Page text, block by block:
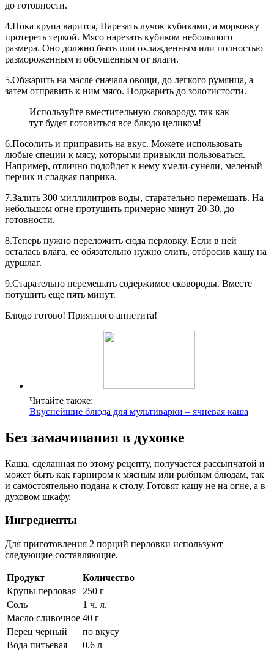
до готовности.
4.Пока крупа варится, Нарезать лучок кубиками, а морковку
протереть теркой. Мясо нарезать кубиком небольшого
размера. Оно должно быть или охлажденным или полностью
размороженным и обсушенным от влаги.
5.Обжарить на масле сначала овощи, до легкого румянца, а
затем отправить к ним мясо. Поджарить до золотистости.
Используйте вместительную сковороду, так как
тут будет готовиться все блюдо целиком!
6.Посолить и приправить на вкус. Можете использовать
любые специи к мясу, которыми привыкли пользоваться.
Например, отлично подойдет к нему хмели-сунели, меленый
перчик и сладкая паприка.
7.Залить 300 миллилитров воды, старательно перемешать. На
небольшом огне протушить примерно минут 20-30, до
готовности.
8.Теперь нужно переложить сюда перловку. Если в ней
осталась влага, ее обязательно нужно слить, отбросив кашу на
дуршлаг.
9.Старательно перемешать содержимое сковороды. Вместе
потушить еще пять минут.
Блюдо готово! Приятного аппетита!
Читайте также:
Вкуснейшие блюда для мультиварки – ячневая каша
Без замачивания в духовке
Каша, сделанная по этому рецепту, получается рассыпчатой и
может быть как гарниром к мясным или рыбным блюдам, так
и самостоятельно подана к столу. Готовят кашу не на огне, а в
духовом шкафу.
Ингредиенты
Для приготовления 2 порций перловки используют
следующие составляющие.
Продукт
Количество
Крупы перловая
250 г
Соль
1 ч. л.
Масло сливочное 40 г
Перец черный
по вкусу
Вода питьевая
0.6 л